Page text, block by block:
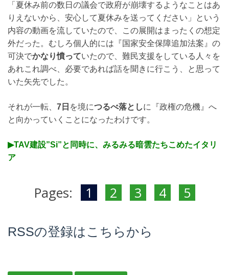
「夏休み前の数日の議会で政府が崩壊するようなことはあ
りえないから、安心して夏休みを送ってください」という
内容の動画を流していたので、この展開はまったくの想定
外だった。むしろ個人的には『国家安全保障追加法案』の
可決でかなり憤っていたので、難民支援をしている人々を
あれこれ調べ、必要であれば話を聞きに行こう、と思って
いた矢先でした。
それが一転、 7日 を境につるべ落としに『政権の危機』へ
と向かっていくことになったわけです。
▶︎TAV建設”Si”と同時に、みるみる暗雲たちこめたイタリ
ア
Pages: 1 2 3 4 5
RSSの登録はこちらから